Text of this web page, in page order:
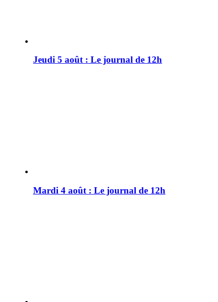
Jeudi 5 août : Le journal de 12h
Mardi 4 août : Le journal de 12h